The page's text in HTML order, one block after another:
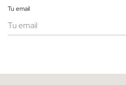
Tu email